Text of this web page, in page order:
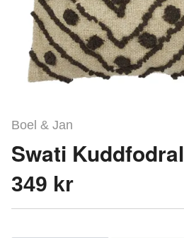
Boel & Jan
Swati Kuddfodral
349 kr